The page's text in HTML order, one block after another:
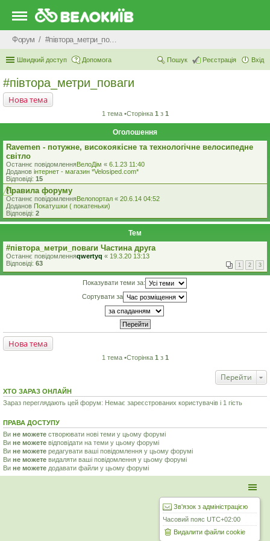
Форум #‎пiвтора_метри_поваги‬
Швидкий доступ Допомога Вхід
Реєстрація
Пошук
#‎пiвтора_метри_поваги‬
Нова тема
1 тема •Сторінка 1 з 1
Оголошення
Ravemen - потужне, високоякісне та технологічне велосипедне
світло
Останнє повідомленняВелоДім « 6.1.23 11:40
Доданов iнтернет - магазин *Velosiped.com*
Відповіді: 15
Правила форуму
Останнє повідомленняВелопортал « 20.6.14 04:52
Доданов Покатушки ( покатеньки)
Відповіді: 2
Тем
#‎півтора_метри_поваги Частина друга
Останнє повідомленняqwertyq « 19.3.20 13:13
Відповіді: 63 1 2 3
Показувати теми за:
Сортувати за
Нова тема
1 тема •Сторінка 1 з 1
Перейти
ХТО ЗАРАЗ ОНЛАЙН
Зараз переглядають цей форум: Немає зареєстрованих користувачів і 1 гість
ПРАВА ДОСТУПУ
Ви не можете створювати нові теми у цьому форумі
Ви не можете відповідати на теми у цьому форумі
Ви не можете редагувати ваші повідомлення у цьому форумі
Ви не можете видаляти ваші повідомлення у цьому форумі
Ви не можете додавати файли у цьому форумі
Зв'язок з адміністрацією
Часовий пояс UTC+02:00
Видалити файли cookie